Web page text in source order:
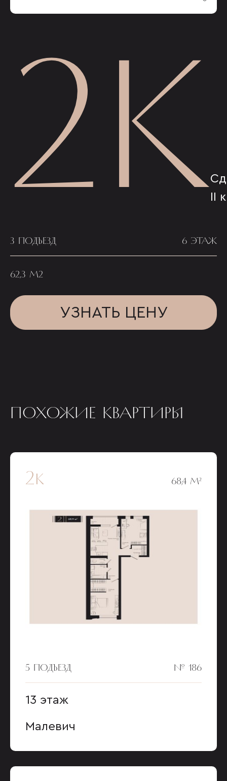
2К II
3 ПОДЪЕЗД 6 ЭТАЖ
62,3 М2
УЗНАТЬ ЦЕНУ
ПОХОЖИЕ КВАРТИРЫ
2к 68,4 М²
5 ПОДЪЕЗД № 186
13 этаж
Малевич